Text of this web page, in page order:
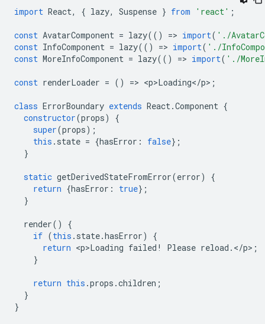
import React, { lazy, Suspense } from 'react' ;
const AvatarComponent = lazy(() => import( './
const InfoComponent = lazy(() => import( './
const MoreInfoComponent = lazy(() => import( './
const renderLoader = () => <p>Loading</p> ;
class ErrorBoundary extends React.Component {
constructor(props)
{
super(props);
this . state = {hasError : false};
}
static getDerivedStateFromError(error)
{
return {hasError : true};
}
render()
{
if (this . state.hasError)
{
return <p>Loading failed ! Please reload . </p> ;
}
return this .props .children ;
}
}